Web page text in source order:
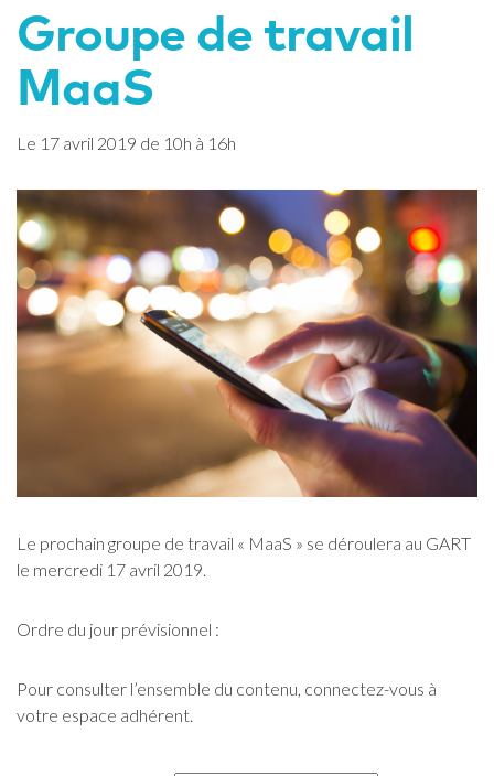
Groupe de travail
MaaS
Le 17 avril 2019 de 10h à 16h
Le prochain groupe de travail « MaaS » se déroulera au GART
le mercredi 17 avril 2019.
Ordre du jour prévisionnel :
Pour consulter l’ensemble du contenu, connectez-vous à
votre espace adhérent.